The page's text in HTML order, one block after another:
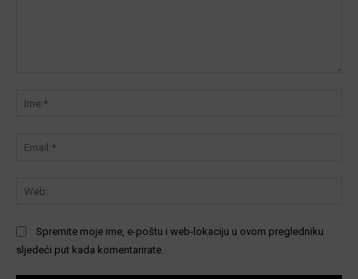
Spremite moje ime, e-poštu i web-lokaciju u ovom pregledniku
sljedeći put kada komentarirate.